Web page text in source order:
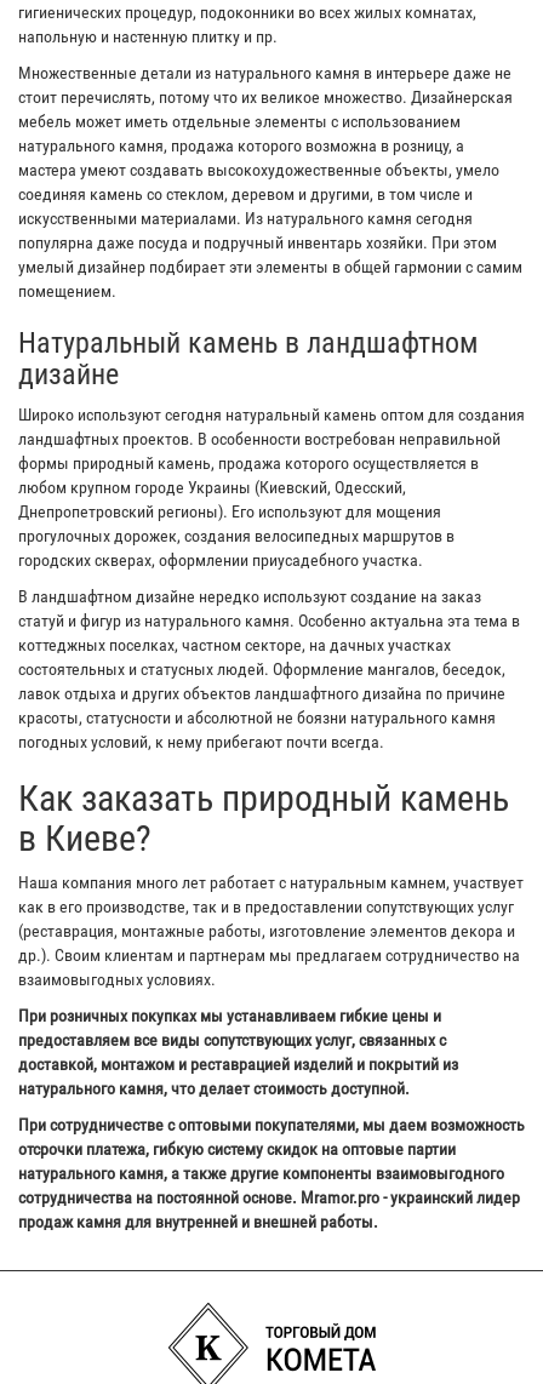
гигиенических процедур, подоконники во всех жилых комнатах,
напольную и настенную плитку и пр.
Множественные детали из натурального камня в интерьере даже не
стоит перечислять, потому что их великое множество. Дизайнерская
мебель может иметь отдельные элементы с использованием
натурального камня, продажа которого возможна в розницу, а
мастера умеют создавать высокохудожественные объекты, умело
соединяя камень со стеклом, деревом и другими, в том числе и
искусственными материалами. Из натурального камня сегодня
популярна даже посуда и подручный инвентарь хозяйки. При этом
умелый дизайнер подбирает эти элементы в общей гармонии с самим
помещением.
Натуральный камень в ландшафтном
дизайне
Широко используют сегодня натуральный камень оптом для создания
ландшафтных проектов. В особенности востребован неправильной
формы природный камень, продажа которого осуществляется в
любом крупном городе Украины (Киевский, Одесский,
Днепропетровский регионы). Его используют для мощения
прогулочных дорожек, создания велосипедных маршрутов в
городских скверах, оформлении приусадебного участка.
В ландшафтном дизайне нередко используют создание на заказ
статуй и фигур из натурального камня. Особенно актуальна эта тема в
коттеджных поселках, частном секторе, на дачных участках
состоятельных и статусных людей. Оформление мангалов, беседок,
лавок отдыха и других объектов ландшафтного дизайна по причине
красоты, статусности и абсолютной не боязни натурального камня
погодных условий, к нему прибегают почти всегда.
Как заказать природный камень
в Киеве?
Наша компания много лет работает с натуральным камнем, участвует
как в его производстве, так и в предоставлении сопутствующих услуг
(реставрация, монтажные работы, изготовление элементов декора и
др.). Своим клиентам и партнерам мы предлагаем сотрудничество на
взаимовыгодных условиях.
При розничных покупках мы устанавливаем гибкие цены и
предоставляем все виды сопутствующих услуг, связанных с
доставкой, монтажом и реставрацией изделий и покрытий из
натурального камня, что делает стоимость доступной.
При сотрудничестве с оптовыми покупателями, мы даем возможность
отсрочки платежа, гибкую систему скидок на оптовые партии
натурального камня, а также другие компоненты взаимовыгодного
сотрудничества на постоянной основе. Mramor.pro - украинский лидер
продаж камня для внутренней и внешней работы.